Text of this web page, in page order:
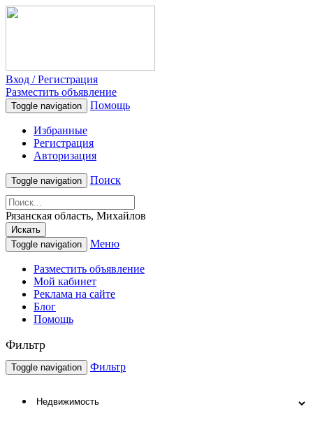
Вход / Регистрация
Разместить объявление
Toggle navigation Помощь
Избранные
Регистрация
Авторизация
Toggle navigation Поиск
Рязанская область, Михайлов
Искать
Toggle navigation
Меню
Разместить объявление
Мой кабинет
Реклама на сайте
Блог
Помощь
Фильтр
Toggle navigation Фильтр